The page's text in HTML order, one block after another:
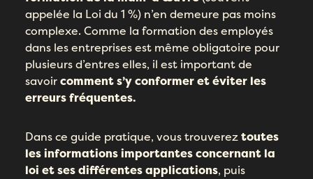
appelée la Loi du 1 %) n’en demeure pas moins
complexe. Comme la formation des employés
dans les entreprises est même obligatoire pour
plusieurs d’entres elles, il est important de
savoircomment s’y conformer et éviter les
erreurs fréquentes.
Dans ce guide pratique, vous trouvereztoutes
les informations importantes concernant la
loi et ses différentes applications, puis